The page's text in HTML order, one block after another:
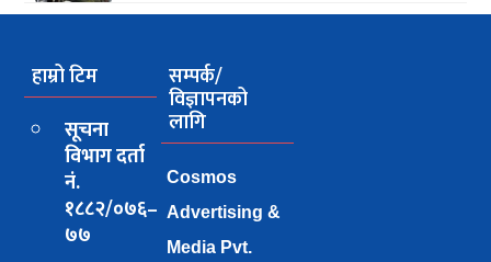
हाम्रो टिम
सूचना
विभाग दर्ता
नं.
१८८२/०७६–
७७
सम्पर्क/
विज्ञापनको
लागि
Cosmos
Advertising &
Media Pvt.